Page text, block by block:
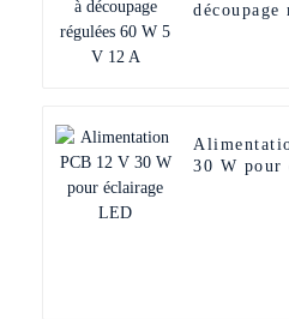
découpage
30 W pour